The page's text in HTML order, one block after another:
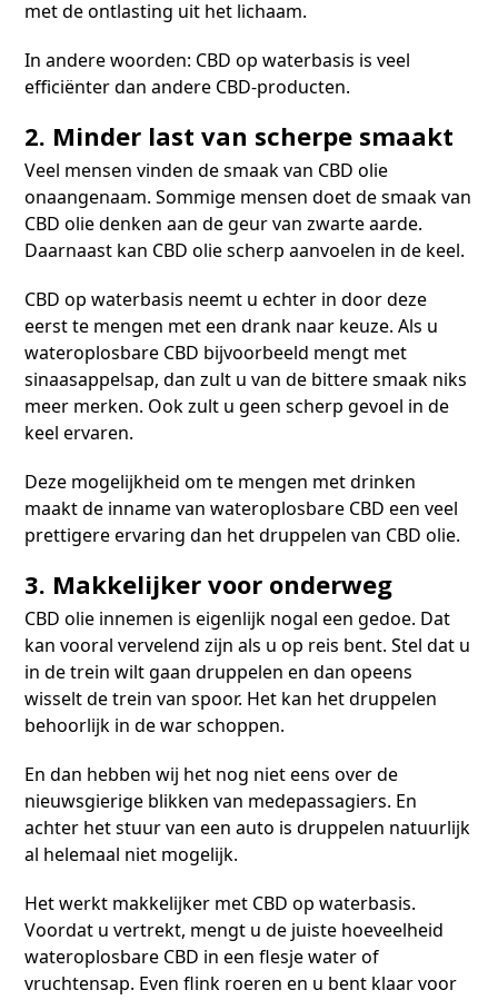
met de ontlasting uit het lichaam.
In andere woorden: CBD op waterbasis is veel
efficiënter dan andere CBD-producten.
2. Minder last van scherpe smaakt
Veel mensen vinden de smaak van CBD olie
onaangenaam. Sommige mensen doet de smaak van
CBD olie denken aan de geur van zwarte aarde.
Daarnaast kan CBD olie scherp aanvoelen in de keel.
CBD op waterbasis neemt u echter in door deze
eerst te mengen met een drank naar keuze. Als u
wateroplosbare CBD bijvoorbeeld mengt met
sinaasappelsap, dan zult u van de bittere smaak niks
meer merken. Ook zult u geen scherp gevoel in de
keel ervaren.
Deze mogelijkheid om te mengen met drinken
maakt de inname van wateroplosbare CBD een veel
prettigere ervaring dan het druppelen van CBD olie.
3. Makkelijker voor onderweg
CBD olie innemen is eigenlijk nogal een gedoe. Dat
kan vooral vervelend zijn als u op reis bent. Stel dat u
in de trein wilt gaan druppelen en dan opeens
wisselt de trein van spoor. Het kan het druppelen
behoorlijk in de war schoppen.
En dan hebben wij het nog niet eens over de
nieuwsgierige blikken van medepassagiers. En
achter het stuur van een auto is druppelen natuurlijk
al helemaal niet mogelijk.
Het werkt makkelijker met CBD op waterbasis.
Voordat u vertrekt, mengt u de juiste hoeveelheid
wateroplosbare CBD in een flesje water of
vruchtensap. Even flink roeren en u bent klaar voor